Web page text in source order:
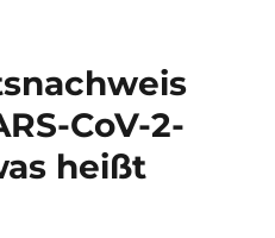
CoV-2-
heißt